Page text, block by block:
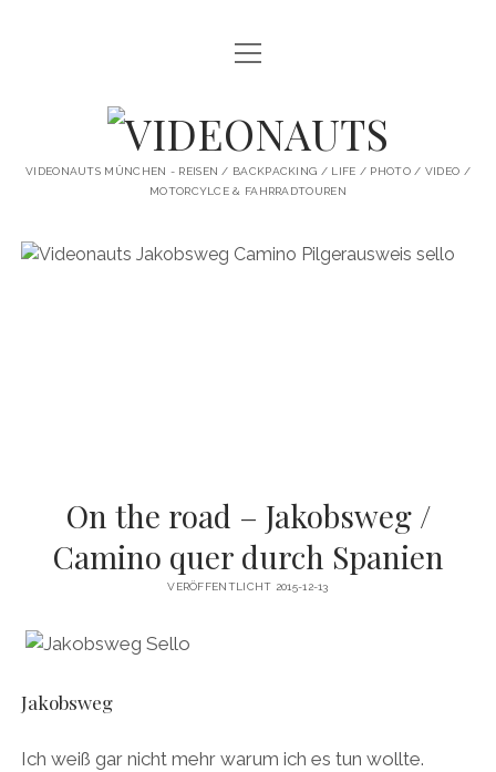
STARTSEITE
KI ARTWORK
BMW R80 SCRAMBLER UMBAU
Menü
öffnen
VIDEONAUTS
VIDEONAUTS MÜNCHEN - REISEN / BACKPACKING / LIFE / PHOTO / VIDEO /
MOTORCYLCE & FAHRRADTOUREN
On the road – Jakobsweg /
Camino quer durch Spanien
VERÖFFENTLICHT 2015-12-13
Jakobsweg
Ich weiß gar nicht mehr warum ich es tun wollte.